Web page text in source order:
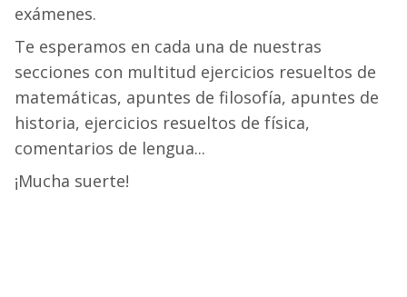
exámenes.
Te esperamos en cada una de nuestras
secciones con multitud ejercicios resueltos de
matemáticas, apuntes de filosofía, apuntes de
historia, ejercicios resueltos de física,
comentarios de lengua...
¡Mucha suerte!